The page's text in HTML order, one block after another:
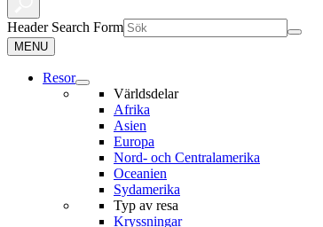
Header Search Form
MENU
Resor
Världsdelar
Afrika
Asien
Europa
Nord- och Centralamerika
Oceanien
Sydamerika
Typ av resa
Kryssningar